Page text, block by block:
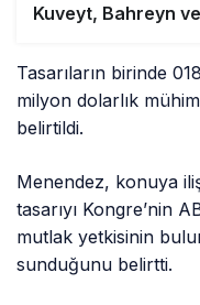
Kuveyt, Bahreyn ve
İçin Esnek
Uygulaması
Tasarıların birinde
milyon dolarlık
belirtildi.
Menendez, konuya
tasarıyı Kongre’nin
mutlak yetkisinin
sunduğunu belirtti.